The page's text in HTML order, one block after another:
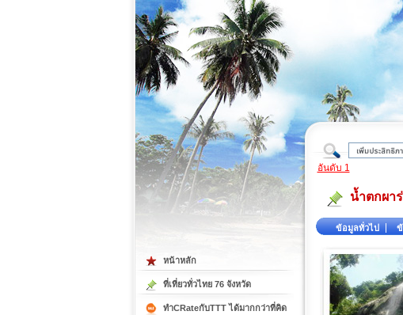
ที่เที่ยวภาคใต้
อันดับ 1
น้ำตกผา
ข้อมูลทั่วไป ข้
หน้าหลัก
ที่เที่ยวทั่วไทย 76 จังหวัด
ทำCRateกับTTT ได้มากกว่าที่คิด